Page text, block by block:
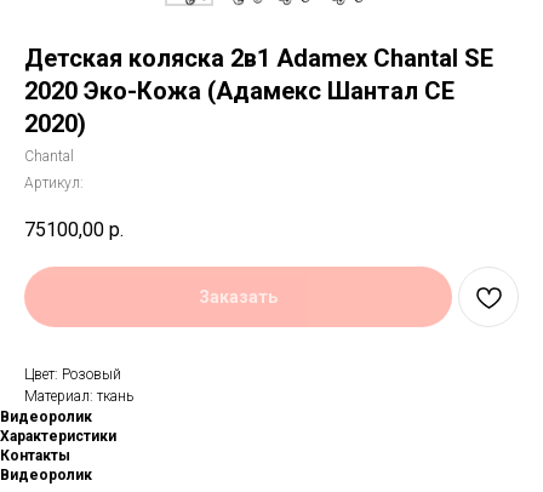
Детская коляска 2в1 Adamex Chantal SE
2020 Эко-Кожа (Адамекс Шантал СЕ
2020)
Chantal
Артикул:
75100,00 р.
Заказать
Цвет: Розовый
Материал: ткань
Видеоролик
Характеристики
Контакты
Видеоролик